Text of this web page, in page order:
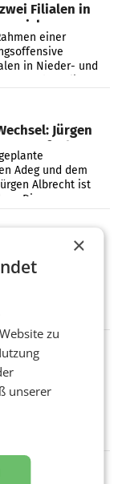
Filialen in
einer
in Nieder- und
Jürgen
auf Adeg
Adeg und dem
Albrecht ist
Die
und der
Leapmotor
und
Marke
einen
sich das
mehr als
sich in
derzeit den
Stiftungsrat über
Pig
×
zu
unserer